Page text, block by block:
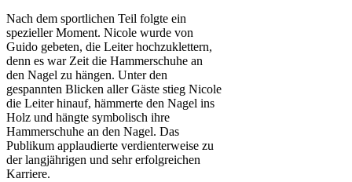
Nach dem sportlichen Teil folgte ein
spezieller Moment. Nicole wurde von
Guido gebeten, die Leiter hochzuklettern,
denn es war Zeit die Hammerschuhe an
den Nagel zu hängen. Unter den
gespannten Blicken aller Gäste stieg Nicole
die Leiter hinauf, hämmerte den Nagel ins
Holz und hängte symbolisch ihre
Hammerschuhe an den Nagel. Das
Publikum applaudierte verdienterweise zu
der langjährigen und sehr erfolgreichen
Karriere.